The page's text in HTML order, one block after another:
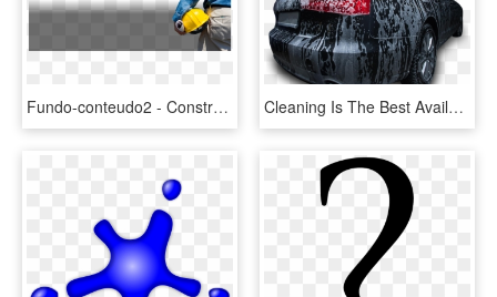
Fundo-conteudo2 - Construção Civil Imagem De Fundo, HD Png Download Cleaning Is The Best Available - Fundo De Cartaz De Lava Rapido, HD Png Download